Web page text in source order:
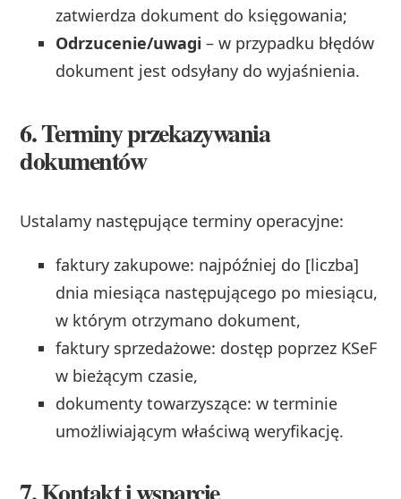
zatwierdza dokument do księgowania;
Odrzucenie/uwagi – w przypadku błędów
dokument jest odsyłany do wyjaśnienia.
6. Terminy przekazywania
dokumentów
Ustalamy następujące terminy operacyjne:
faktury zakupowe: najpóźniej do [liczba]
dnia miesiąca następującego po miesiącu,
w którym otrzymano dokument,
faktury sprzedażowe: dostęp poprzez KSeF
w bieżącym czasie,
dokumenty towarzyszące: w terminie
umożliwiającym właściwą weryfikację.